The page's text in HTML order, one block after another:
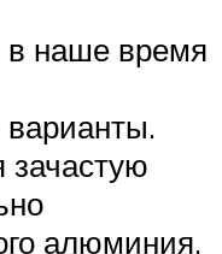
в наше время
зачастую
алюминия,